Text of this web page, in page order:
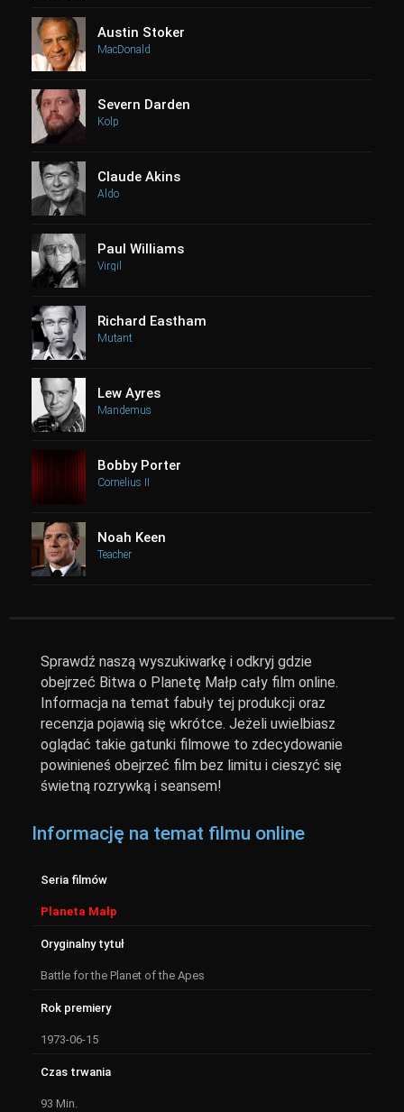
Austin Stoker
MacDonald
Severn Darden
Kolp
Claude Akins
Aldo
Paul Williams
Virgil
Richard Eastham
Mutant
Lew Ayres
Mandemus
Bobby Porter
Cornelius II
Noah Keen
Teacher
Sprawdź naszą wyszukiwarkę i odkryj gdzie
obejrzeć Bitwa o Planetę Małp cały film online.
Informacja na temat fabuły tej produkcji oraz
recenzja pojawią się wkrótce. Jeżeli uwielbiasz
oglądać takie gatunki filmowe to zdecydowanie
powinieneś obejrzeć film bez limitu i cieszyć się
świetną rozrywką i seansem!
Informację na temat filmu online
Seria filmów
Planeta Małp
Oryginalny tytuł
Battle for the Planet of the Apes
Rok premiery
1973-06-15
Czas trwania
93 Min.